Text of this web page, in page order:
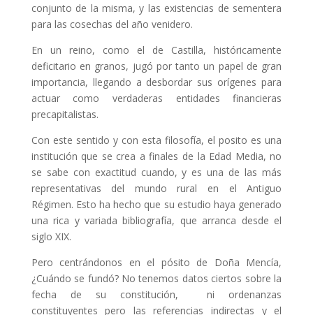
conjunto de la misma, y las existencias de sementera
para las cosechas del año venidero.
En un reino, como el de Castilla, históricamente
deficitario en granos, jugó por tanto un papel de gran
importancia, llegando a desbordar sus orígenes para
actuar como verdaderas entidades financieras
precapitalistas.
Con este sentido y con esta filosofía, el posito es una
institución que se crea a finales de la Edad Media, no
se sabe con exactitud cuando, y es una de las más
representativas del mundo rural en el Antiguo
Régimen. Esto ha hecho que su estudio haya generado
una rica y variada bibliografía, que arranca desde el
siglo XIX.
Pero centrándonos en el pósito de Doña Mencía,
¿Cuándo se fundó? No tenemos datos ciertos sobre la
fecha de su constitución, ni ordenanzas
constituyentes pero las referencias indirectas y el